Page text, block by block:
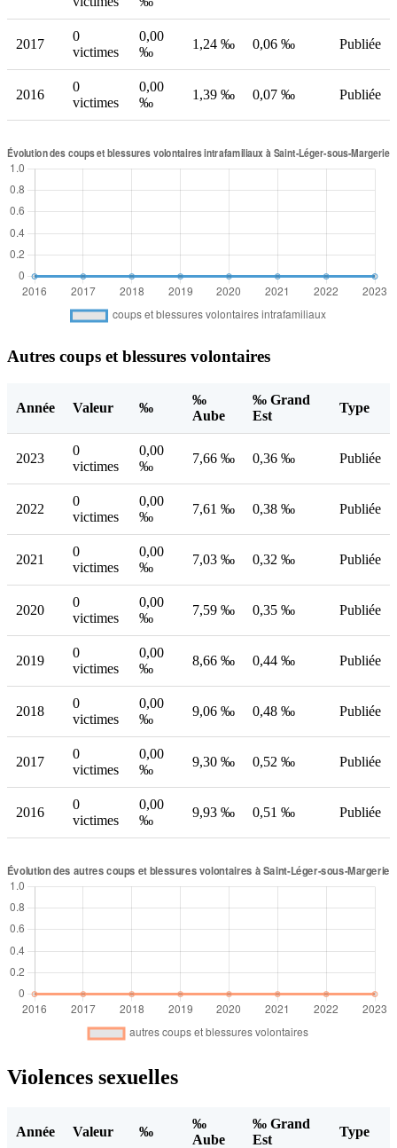
2017
0
victimes
0,00
‰
1,24 ‰ 0,06 ‰ Publiée
2016
0
victimes
0,00
‰
1,39 ‰ 0,07 ‰ Publiée
Autres coups et blessures volontaires
Année Valeur ‰
‰
Aube
‰ Grand
Est
Type
2023
0
victimes
0,00
‰
7,66 ‰ 0,36 ‰ Publiée
2022
0
victimes
0,00
‰
7,61 ‰ 0,38 ‰ Publiée
2021
0
victimes
0,00
‰
7,03 ‰ 0,32 ‰ Publiée
2020
0
victimes
0,00
‰
7,59 ‰ 0,35 ‰ Publiée
2019
0
victimes
0,00
‰
8,66 ‰ 0,44 ‰ Publiée
2018
0
victimes
0,00
‰
9,06 ‰ 0,48 ‰ Publiée
2017
0
victimes
0,00
‰
9,30 ‰ 0,52 ‰ Publiée
2016
0
victimes
0,00
‰
9,93 ‰ 0,51 ‰ Publiée
Violences sexuelles
Année Valeur ‰
‰
Aube
‰ Grand
Est
Type